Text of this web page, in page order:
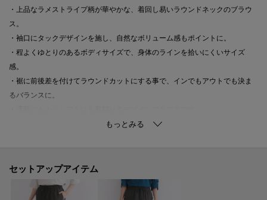
・上品なラメストライプ柄が華やかな、着回し易いラウンドネックのブラウ
ス。
・袖口にタックデザインを施し、自然なボリューム感もポイントに。
・程よくゆとりのあるボディサイズで、身体のラインを拾いにくいサイズ
感。
・裾に前後差を付けてラウンドカットにする事で、インでもアウトでも決ま
るバランスに。
（637-63017）もお作りしており、セットアップでの着用も可能です。
【素材】
セットアップアイテム